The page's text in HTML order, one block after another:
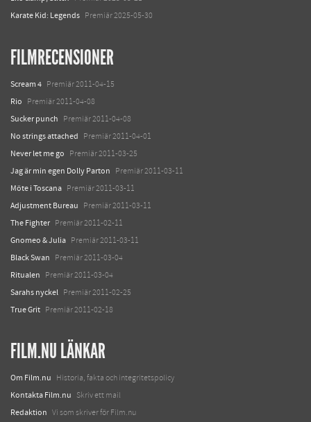
Karate Kid: Legends Premiär 2025-05-30
FILMRECENSIONER
Scream 4 Premiär 2011-04-15
Rio Premiär 2011-04-08
Sucker punch Premiär 2011-04-08
No strings attached Premiär 2011-04-01
Never let me go Premiär 2011-03-25
Jag är min egen Dolly Parton Premiär 2011-03-11
Möte i Toscana Premiär 2011-03-11
Adjustment Bureau Premiär 2011-03-11
The Fighter Premiär 2011-02-11
Gnomeo & Julia Premiär 2011-03-11
Black Swan Premiär 2011-03-04
Ritualen Premiär 2011-03-04
Sarahs nyckel Premiär 2011-02-25
True Grit Premiär 2011-02-18
FILM.NU LÄNKAR
Om Film.nu Historia, fakta och integritetspolicy
Kontakta Film.nu Skriv ett mail
Redaktion Vi som skriver för Film.nu